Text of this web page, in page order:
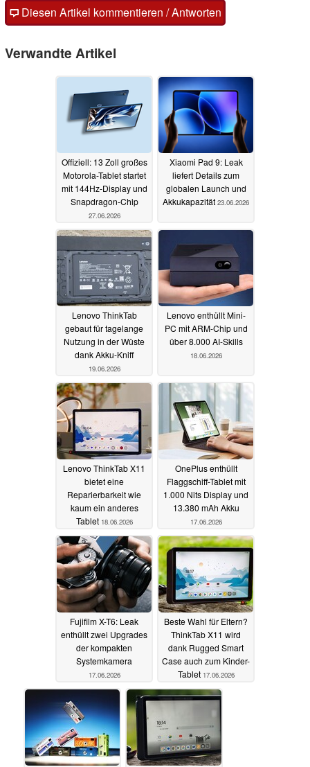
Diesen Artikel kommentieren / Antworten
Verwandte Artikel
Offiziell: 13 Zoll großes
Motorola-Tablet startet
mit 144Hz-Display und
Snapdragon-Chip
27.06.2026
Xiaomi Pad 9: Leak
liefert Details zum
globalen Launch und
Akkukapazität 23.06.2026
Lenovo ThinkTab
gebaut für tagelange
Nutzung in der Wüste
dank Akku-Kniff
19.06.2026
Lenovo enthüllt Mini-
PC mit ARM-Chip und
über 8.000 AI-Skills
18.06.2026
Lenovo ThinkTab X11
bietet eine
Reparierbarkeit wie
kaum ein anderes
Tablet 18.06.2026
OnePlus enthüllt
Flaggschiff-Tablet mit
1.000 Nits Display und
13.380 mAh Akku
17.06.2026
Fujifilm X-T6: Leak
enthüllt zwei Upgrades
der kompakten
Systemkamera
17.06.2026
Beste Wahl für Eltern?
ThinkTab X11 wird
dank Rugged Smart
Case auch zum Kinder-
Tablet 17.06.2026